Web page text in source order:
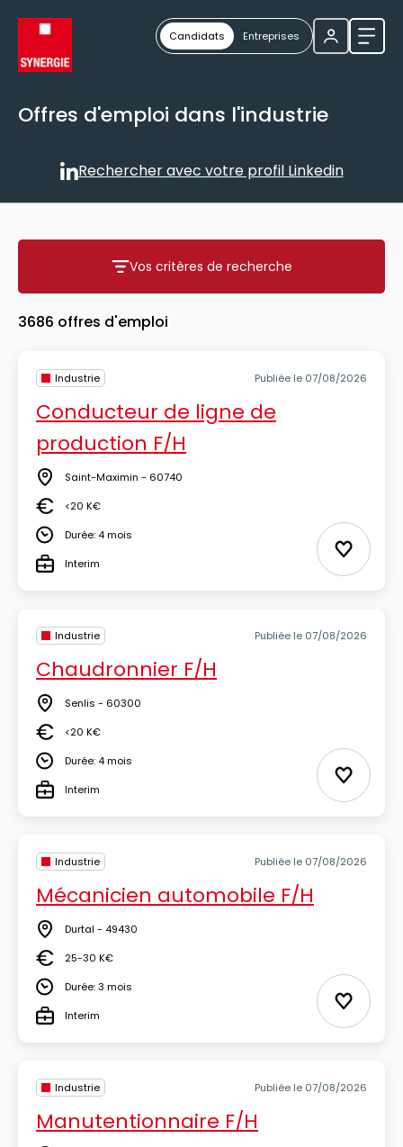
Candidats Entreprises
Offres d'emploi dans l'industrie
Rechercher avec votre
Rechercher avec votre profil Linkedin
Vos critères de recherche
Vos critères de recherche
3686 offres d'emploi
Industrie Publiée le 07/08/2026
Conducteur de ligne de
production F/H
Lieu Saint-Maximin - 60740
Salaire<20 K€
DuréeDurée: 4 mois
TypeInterim Ajouter
Industrie Publiée le 07/08/2026
Chaudronnier F/H
Lieu Senlis - 60300
Salaire<20 K€
DuréeDurée: 4 mois
TypeInterim Ajouter
Industrie Publiée le 07/08/2026
Mécanicien automobile F/H
Lieu Durtal - 49430
Salaire25-30 K€
DuréeDurée: 3 mois
TypeInterim Ajouter
Industrie Publiée le 07/08/2026
Manutentionnaire F/H